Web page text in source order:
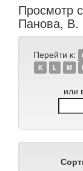
Просмотр
Панова,
Перейти к:
K
L M
или